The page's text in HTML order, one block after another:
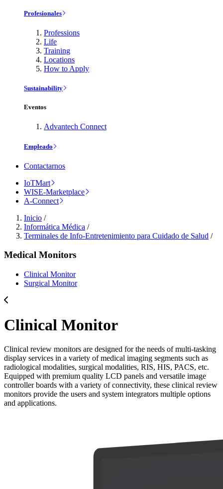
Profesionales
Professions
Life
Training
Locations
How to Apply
Sustainability
Eventos
Advantech Connect
Empleado
Contactarnos
IoTMart
WISE-Marketplace
A-Connect
Inicio /
Informática Médica /
Terminales de Info-Entretenimiento para Cuidado de Salud /
Medical Monitors
Clinical Monitor
Surgical Monitor
Clinical Monitor
Clinical review monitors are designed for the needs of multi-tasking
display services in a variety of medical imaging segments such as
radiological modalities, surgical modalities, RIS, HIS, PACS, etc.
Equipped with premium quality LCD panels and versatile image
controller boards with a variety of connectivity, these clinical review
monitors provide the users and system integrators multiple options
and applications.